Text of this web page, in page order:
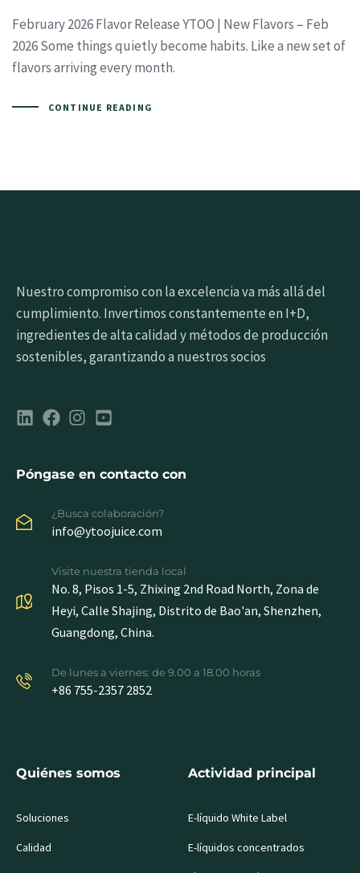
February 2026 Flavor Release YTOO | New Flavors – Feb
2026 Some things quietly become habits. Like a new set of
flavors arriving every month.
CONTINUE READING
Nuestro compromiso con la excelencia va más allá del
cumplimiento. Invertimos constantemente en I+D,
ingredientes de alta calidad y métodos de producción
sostenibles, garantizando a nuestros socios
Póngase en contacto con
¿Busca colaboración?
info@ytoojuice.com
Visite nuestra tienda local
No. 8, Pisos 1-5, Zhixing 2nd Road North, Zona de
Heyi, Calle Shajing, Distrito de Bao'an, Shenzhen,
Guangdong, China.
De lunes a viernes: de 9.00 a 18.00 horas
+86 755-2357 2852
Quiénes somos
Soluciones
Calidad
Actividad principal
E-líquido White Label
E-líquidos concentrados